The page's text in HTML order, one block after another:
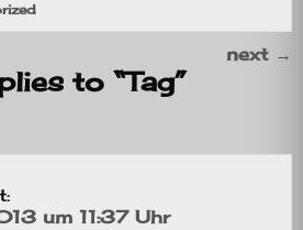
next →
to “Tag”
um 11:37 Uhr